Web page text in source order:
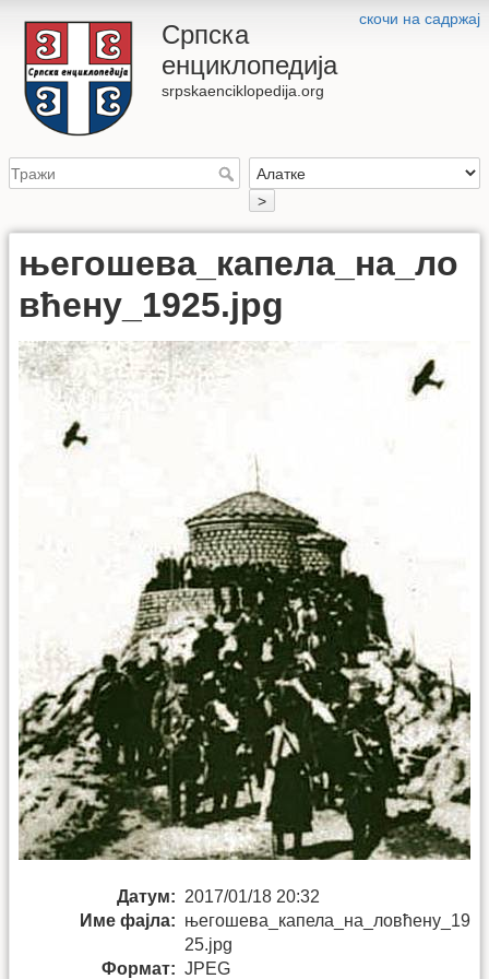
скочи на садржај
Српска
енциклопедија
srpskaenciklopedija.org
>
његошева_капела_на_ло
вћену_1925.jpg
Датум: 2017/01/18 20:32
Име фајла: његошева_капела_на_ловћену_19
25.jpg
Формат: JPEG